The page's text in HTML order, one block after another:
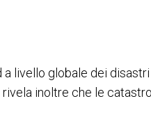
livello globale dei
inoltre che le